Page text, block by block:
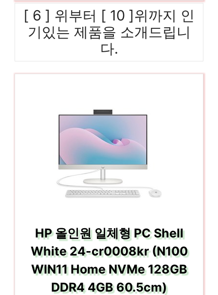
[ 6 ] 위부터 [ 10 ]위까지 인
기있는 제품을 소개드립니
다.
HP 올인원 일체형 PC Shell
White 24-cr0008kr (N100
WIN11 Home NVMe 128GB
DDR4 4GB 60.5cm)